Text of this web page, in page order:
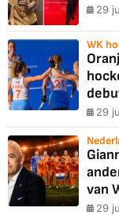
29
WK
29
van
29